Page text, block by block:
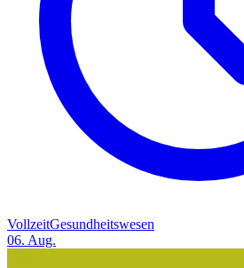
VollzeitGesundheitswesen
06. Aug.